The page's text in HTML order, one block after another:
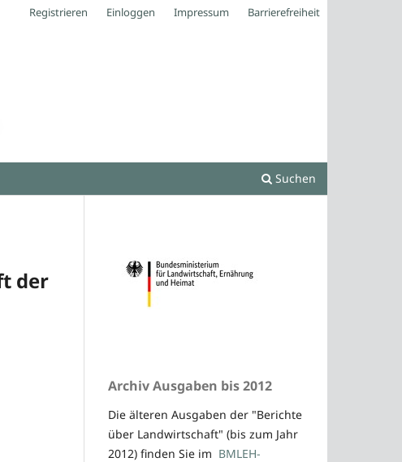
Suchen
Registrieren Einloggen Impressum Barrierefreiheit
der
Archiv Ausgaben bis 2012
Die älteren Ausgaben der "Berichte
über Landwirtschaft" (bis zum Jahr
2012) finden Sie im BMLEH-